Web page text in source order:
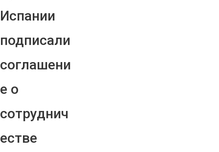
Испании
подписали
соглашени
е о
сотруднич
естве